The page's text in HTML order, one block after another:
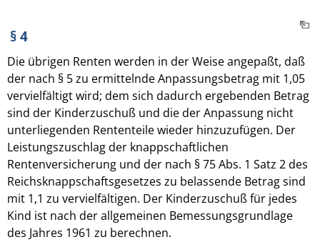
§ 4
Die übrigen Renten werden in der Weise angepaßt, daß
der nach § 5 zu ermittelnde Anpassungsbetrag mit 1,05
vervielfältigt wird; dem sich dadurch ergebenden Betrag
sind der Kinderzuschuß und die der Anpassung nicht
unterliegenden Rententeile wieder hinzuzufügen. Der
Leistungszuschlag der knappschaftlichen
Rentenversicherung und der nach § 75 Abs. 1 Satz 2 des
Reichsknappschaftsgesetzes zu belassende Betrag sind
mit 1,1 zu vervielfältigen. Der Kinderzuschuß für jedes
Kind ist nach der allgemeinen Bemessungsgrundlage
des Jahres 1961 zu berechnen.